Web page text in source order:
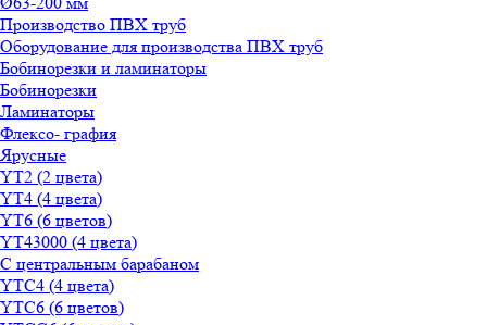
Производство ПВХ труб
Оборудование для производства ПВХ труб
Бобинорезки и ламинаторы
Бобинорезки
Ламинаторы
Флексо- графия
Ярусные
YT2 (2 цвета)
YT4 (4 цвета)
YT6 (6 цветов)
YT43000 (4 цвета)
С центральным барабаном
YТС4 (4 цвета)
YТС6 (6 цветов)